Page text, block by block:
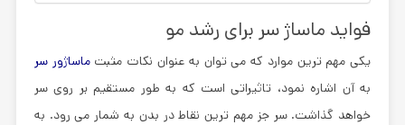
فواید ماساژ سر برای رشد مو
یکی مهم ترین موارد که می توان به عنوان نکات مثبتماساژور سر
به آن اشاره نمود، تاثیراتی است که به طور مستقیم بر روی سر
خواهد گذاشت. سر جز مهم ترین نقاط در بدن به شمار می رود. به